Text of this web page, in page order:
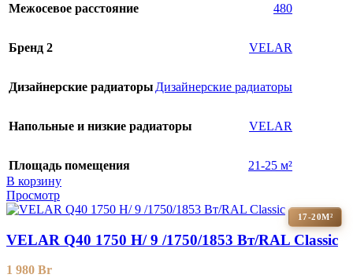
Межосевое расстояние 480
Бренд 2 VELAR
Дизайнерские радиаторы Дизайнерские радиаторы
Напольные и низкие радиаторы VELAR
Площадь помещения
21-25 м²
В корзину
Просмотр
17-20М²
VELAR Q40 1750 H/ 9 /1750/1853 Вт/RAL Classic
1 980 Br